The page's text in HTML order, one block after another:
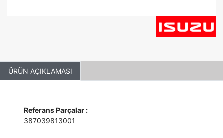
ÜRÜN AÇIKLAMASI
Referans Parçalar :
387039813001